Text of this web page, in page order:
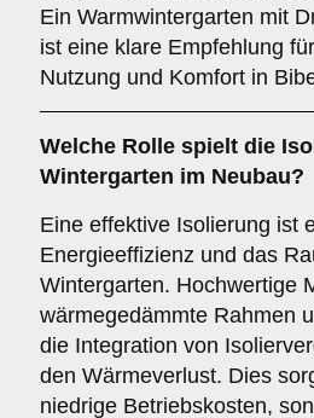
Ein Warmwintergarten mit
ist eine klare Empfehlung
Nutzung und Komfort in
Welche Rolle spielt die
Wintergarten im Neubau?
Eine effektive Isolierung ist
Energieeffizienz und das
Wintergarten. Hochwertige
wärmegedämmte Rahmen
die Integration von
den Wärmeverlust. Dies
niedrige Betriebskosten,